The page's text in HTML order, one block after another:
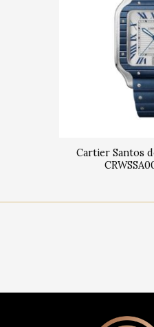
Cartier Santos